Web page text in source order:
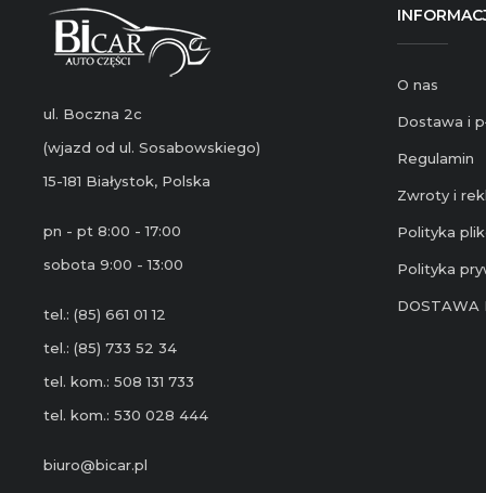
ul. Boczna 2c
(wjazd od ul. Sosabowskiego)
15-181 Białystok, Polska
pn - pt 8:00 - 17:00
sobota 9:00 - 13:00
tel.: (85) 661 01 12
tel.: (85) 733 52 34
tel. kom.: 508 131 733
tel. kom.: 530 028 444
biuro@bicar.pl
O nas
Dostawa i
Regulamin
Zwroty i
Polityka
Polityka
DOSTAWA